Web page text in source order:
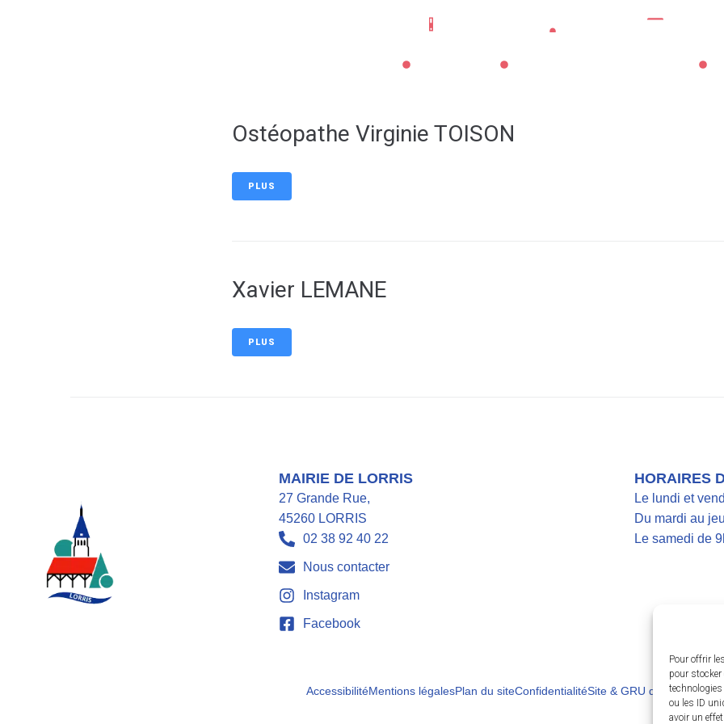
Pour offrir
pour
ou les ID
avoir un
Ostéopathe Virginie TOISON
PLUS
Xavier LEMANE
PLUS
MAIRIE DE LORRIS
27 Grande Rue,
45260 LORRIS
02 38 92 40 22
Nous contacter
Instagram
Facebook
HORAIRES
Le lundi et
Du mardi au
Le samedi de
AccessibilitéMentions légalesPlan du siteConfidentialitéSite & GRU développés